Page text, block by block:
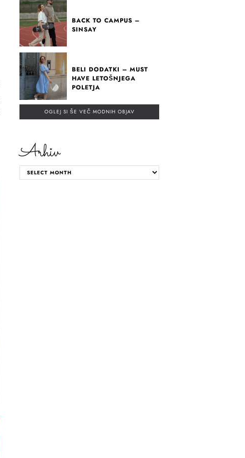
BACK TO CAMPUS –
SINSAY
BELI DODATKI – MUST
HAVE LETOŠNJEGA
POLETJA
OGLEJ SI ŠE VEČ MODNIH OBJAV
Arhiv
ARHIV